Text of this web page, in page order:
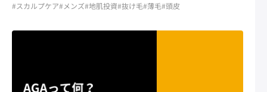
#スカルプケア#メンズ#地肌投資#抜け毛#薄毛#頭皮